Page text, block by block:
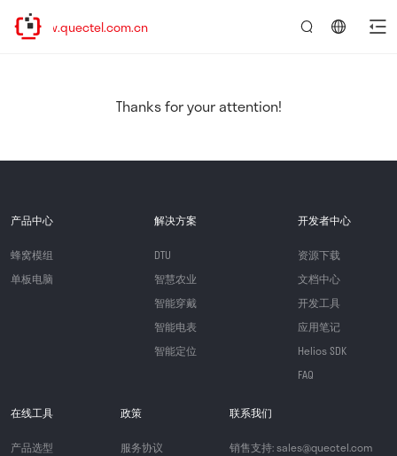
www.quectel.com.cn
Thanks for your attention!
产品中心
蜂窝模组
单板电脑
解决方案
DTU
智慧农业
智能穿戴
智能电表
智能定位
开发者中心
资源下载
文档中心
开发工具
应用笔记
Helios SDK
FAQ
在线工具
产品选型
政策
服务协议
联系我们
销售支持: sales@quectel.com